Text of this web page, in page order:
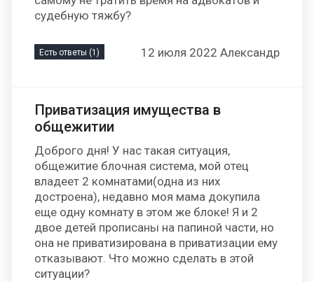
судебную тяжбу?
Есть ответы (1) 12 июля 2022 Александр
Приватизация имущества в
общежитии
Доброго дня! У нас такая ситуация,
общежитие блочная система, мой отец
владеет 2 комнатами(одна из них
достроена), недавно моя мама докупила
еще одну комнату в этом же блоке! Я и 2
двое детей прописаны на папиной части, но
она не приватизирована в приватизации ему
отказывают. Что можно сделать в этой
ситуации?